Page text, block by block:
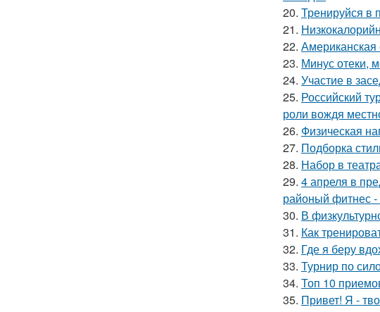
20. Тренируйся в
21.
22. Американская
23. Минус отеки,
24. Участие в
25. Российский
роли вождя
26. Физическая
27. Подборка
28. Набор в
29. 4 апреля в
районый фитнес -
30. В
31. Как
32. Где я беру
33. Турнир по
34. Топ 10
35. Привет! Я -